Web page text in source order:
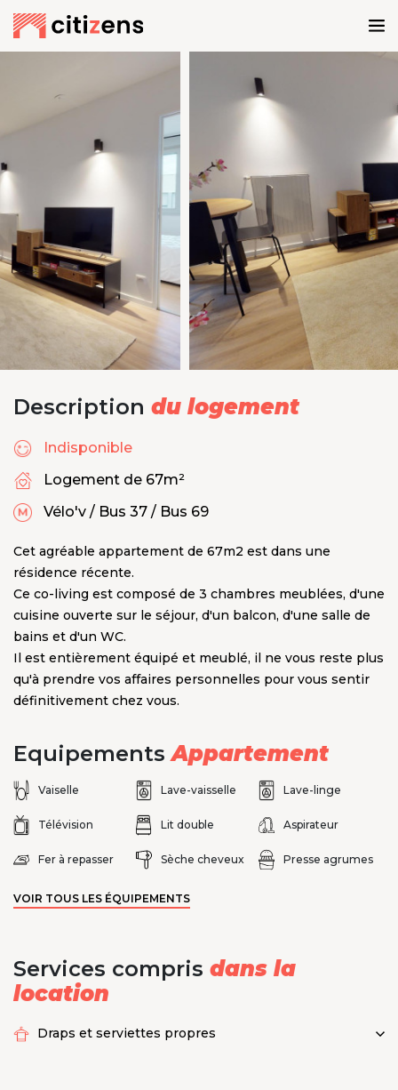
Description du logement
Indisponible
Logement de 67m²
Vélo'v / Bus 37 / Bus 69
Cet agréable appartement de 67m2 est dans une
résidence récente.
Ce co-living est composé de 3 chambres meublées, d'une
cuisine ouverte sur le séjour, d'un balcon, d'une salle de
bains et d'un WC.
Il est entièrement équipé et meublé, il ne vous reste plus
qu'à prendre vos affaires personnelles pour vous sentir
définitivement chez vous.
EquipementsAppartement
Vaiselle Lave-vaisselle Lave-linge
Télévision Lit double Aspirateur
Fer à repasser Sèche cheveux Presse agrumes
VOIR TOUS LES ÉQUIPEMENTS
Services compris dans la
location
Draps et serviettes propres